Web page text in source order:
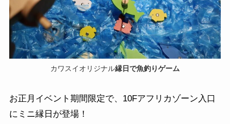
カワスイオリジナル縁日で魚釣りゲーム
お正月イベント期間限定で、10Fアフリカゾーン入口
にミニ縁日が登場！